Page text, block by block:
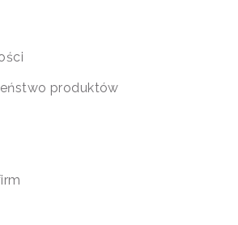
produktów